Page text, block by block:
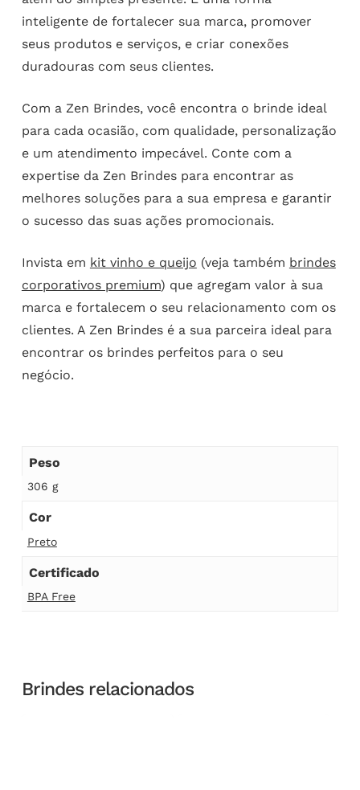
inteligente de fortalecer sua marca, promover
seus produtos e serviços, e criar conexões
duradouras com seus clientes.
Com a Zen Brindes, você encontra o brinde ideal
para cada ocasião, com qualidade, personalização
e um atendimento impecável. Conte com a
expertise da Zen Brindes para encontrar as
melhores soluções para a sua empresa e garantir
o sucesso das suas ações promocionais.
Invista em kit vinho e queijo (veja também brindes
corporativos premium) que agregam valor à sua
marca e fortalecem o seu relacionamento com os
clientes. A Zen Brindes é a sua parceira ideal para
encontrar os brindes perfeitos para o seu
negócio.
Peso
306 g
Cor
Preto
Certificado
BPA Free
Brindes relacionados